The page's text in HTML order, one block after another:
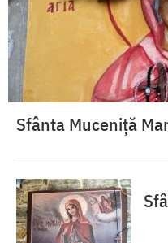
Sfânta Muceniță